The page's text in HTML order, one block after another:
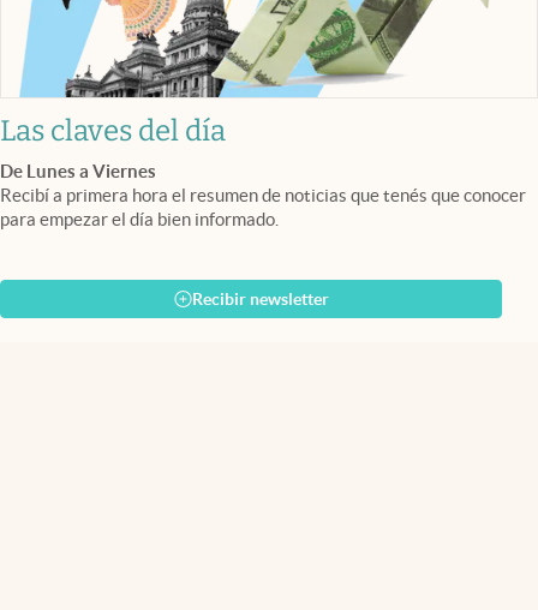
Las claves del día
De Lunes a Viernes
Recibí a primera hora el resumen de noticias que tenés que conocer
para empezar el día bien informado.
Recibir newsletter